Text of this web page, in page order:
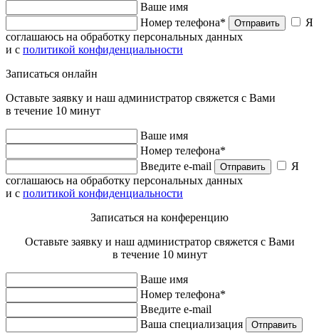
Ваше имя
Номер телефона*
Отправить
Я
соглашаюсь на обработку персональных данных
и с политикой конфиденциальности
Записаться онлайн
Оставьте заявку и наш администратор свяжется с Вами
в течение 10 минут
Ваше имя
Номер телефона*
Введите e-mail
Отправить
Я
соглашаюсь на обработку персональных данных
и с политикой конфиденциальности
Записаться на конференцию
Оставьте заявку и наш администратор свяжется с Вами
в течение 10 минут
Ваше имя
Номер телефона*
Введите e-mail
Ваша специализация
Отправить